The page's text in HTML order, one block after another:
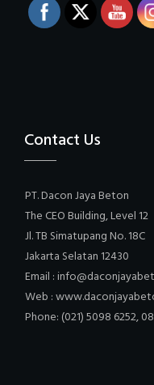
Contact Us
PT. Dacon Jaya Beton
The CEO Building, Level 12
Jl. TB Simatupang No. 18C
Jakarta Selatan 12430
Email :
Web :
Phone: (021) 5098 6252,